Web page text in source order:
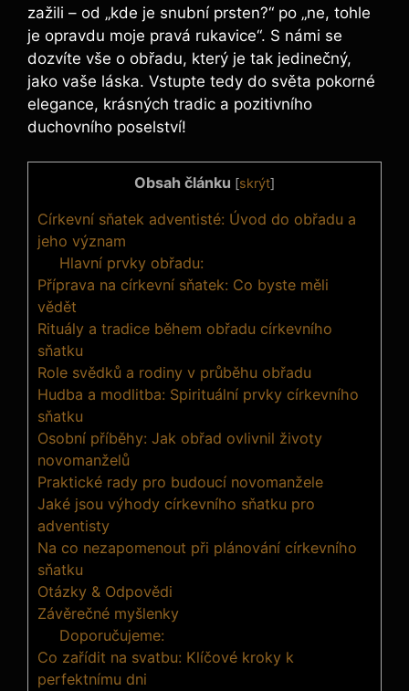
zažili – od „kde je snubní prsten?“ po „ne, tohle
je opravdu moje pravá rukavice“. S námi se
dozvíte vše o obřadu, který je tak jedinečný,
jako vaše láska. Vstupte tedy do světa pokorné
elegance, krásných tradic a pozitivního
duchovního poselství!
Obsah článku [skrýt]
Církevní sňatek adventisté: Úvod do obřadu a
jeho význam
Hlavní prvky obřadu:
Příprava na církevní sňatek: Co byste měli
vědět
Rituály a tradice během obřadu církevního
sňatku
Role svědků a rodiny v průběhu obřadu
Hudba a modlitba: Spirituální prvky církevního
sňatku
Osobní příběhy: Jak obřad ovlivnil životy
novomanželů
Praktické rady pro budoucí novomanžele
Jaké jsou výhody církevního sňatku pro
adventisty
Na co nezapomenout při plánování církevního
sňatku
Otázky & Odpovědi
Závěrečné myšlenky
Doporučujeme:
Co zařídit na svatbu: Klíčové kroky k
perfektnímu dni